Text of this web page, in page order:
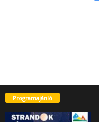
Programajánló